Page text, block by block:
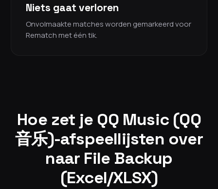
Niets gaat verloren
Onvolmaakte matches worden gemarkeerd voor
Rematch met één tik.
Hoe zet je QQ Music (QQ
音乐)-afspeellijsten over
naar File Backup
(Excel/XLSX)